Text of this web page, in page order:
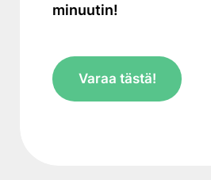
minuutin!
Varaa tästä!